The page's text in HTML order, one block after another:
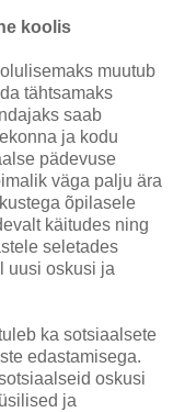
koolis
muutub
tähtsamaks
saab
ja kodu
pädevuse
väga palju ära
õpilasele
käitudes ning
seletades
uusi oskusi ja
ka sotsiaalsete
edastamisega.
oskusi
ja